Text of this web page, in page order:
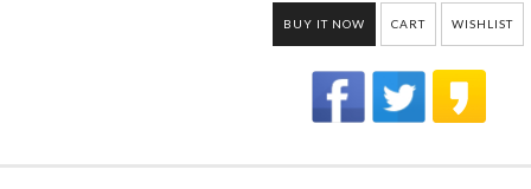
BUY IT NOW CART WISHLIST